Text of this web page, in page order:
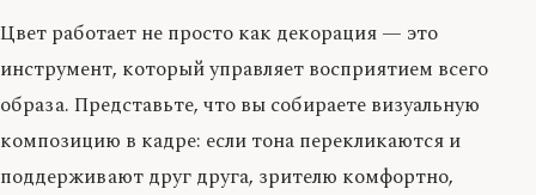
Цвет работает не просто как декорация — это
инструмент, который управляет восприятием всего
образа. Представьте, что вы собираете визуальную
композицию в кадре: если тона перекликаются и
поддерживают друг друга, зрителю комфортно,